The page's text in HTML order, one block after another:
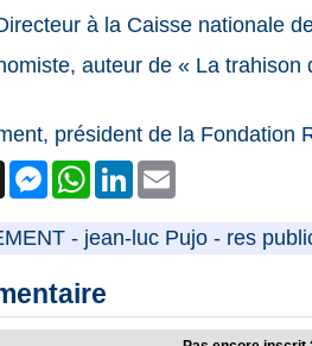
à la Caisse nationale
auteur de « La trahison
président de la Fondation
Threads MessengerWhatsAppLinkedIn
- jean-luc Pujo - res